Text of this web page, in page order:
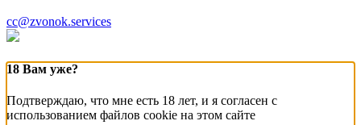
cc@zvonok.services
18 Вам уже?
Подтверждаю, что мне есть 18 лет, и я согласен с
использованием файлов cookie на этом сайте